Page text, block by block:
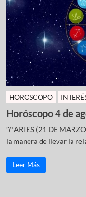
HOROSCOPO
Horóscopo 4 de
♈ ARIES (21 DE
la manera de llevar la
Leer Más